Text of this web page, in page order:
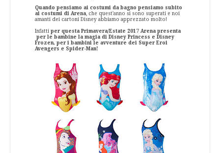
Quando pensiamo ai costumi da bagno pensiamo subito
ai costumi di Arena , che quest'anno si sono superati e noi
amanti dei cartoni Disney abbiamo apprezzato molto!
Infatti per questa Primavera/Estate 2017 Arena presenta
per le bambine la magia di Disney Princess e Disney
Frozen, per i bambini le avventure dei Super Eroi
Avengers e Spider-Man!